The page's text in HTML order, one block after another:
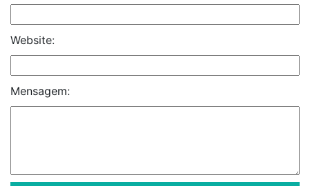
Website:
Mensagem: